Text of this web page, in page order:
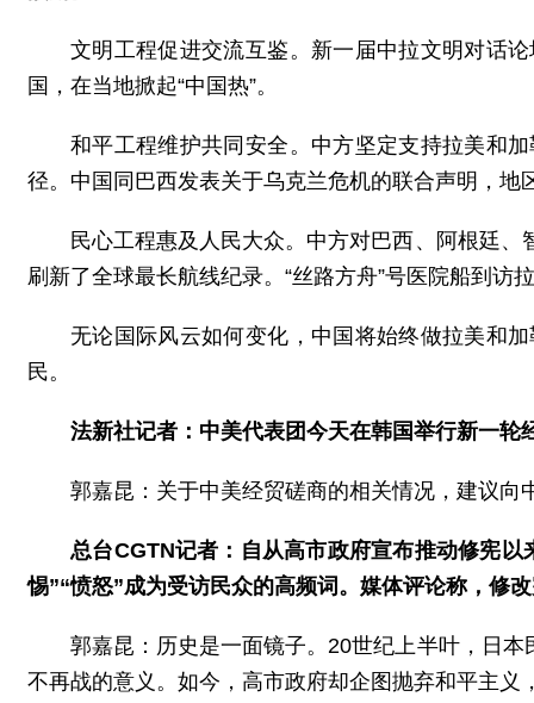
文明工程促进交流互鉴。新一届中拉文明对话
国，在当地掀起“中国热”。
和平工程维护共同安全。中方坚定支持拉美和
径。中国同巴西发表关于乌克兰危机的联合声明，
民心工程惠及人民大众。中方对巴西、阿根廷
刷新了全球最长航线纪录。“丝路方舟”号医院船到
无论国际风云如何变化，中国将始终做拉美和
民。
法新社记者：中美代表团今天在韩国举行新一
郭嘉昆：关于中美经贸磋商的相关情况，建议向
总台CGTN记者：自从高市政府宣布推动修宪
惕”“愤怒”成为受访民众的高频词。媒体评论称，修
郭嘉昆：历史是一面镜子。20世纪上半叶，日
不再战的意义。如今，高市政府却企图抛弃和平主义